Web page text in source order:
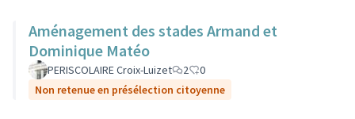
Aménagement des stades Armand et
Dominique Matéo
PERISCOLAIRE Croix-Luizet 2
0
Non retenue en présélection citoyenne